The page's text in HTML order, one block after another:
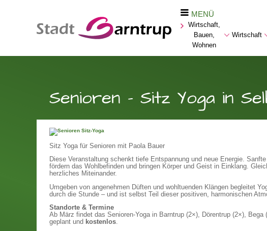
MENÜ
Wirtschaft,
Bauen,
Wohnen
Wirtschaft
Senioren - Sitz Yoga in
Sitz Yoga für Senioren mit Paola Bauer
Diese Veranstaltung schenkt tiefe Entspannung und neue Energie.
fördern das Wohlbefinden und bringen Körper und Geist in Einklang.
herzliches Miteinander.
Umgeben von angenehmen Düften und wohltuenden Klängen begleitet
durch die Stunde – und ist selbst Teil dieser positiven, harmonischen
Standorte & Termine
Ab März findet das Senioren-Yoga in Barntrup (2×), Dörentrup (2×),
geplant und kostenlos.